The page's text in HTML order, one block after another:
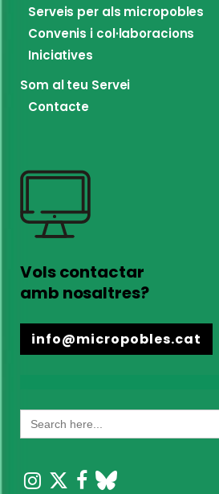
Serveis per als micropobles
Convenis i col·laboracions
Iniciatives
Som al teu Servei
Contacte
Vols contactar
amb nosaltres?
info@micropobles.cat
Search
for: